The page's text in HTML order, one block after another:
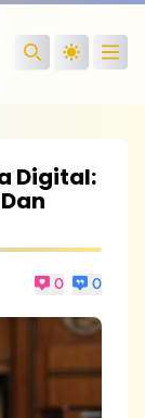
Search
Digital:
0 0